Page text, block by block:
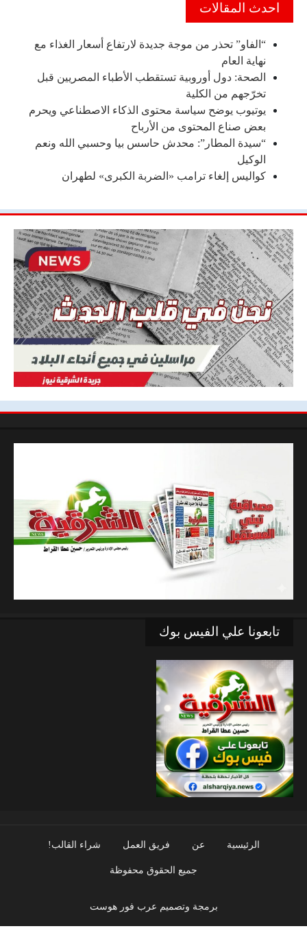
احدث المقالات
“الفاو” تحذر من موجة جديدة لارتفاع أسعار الغذاء مع
نهاية العام
الصحة: دول أوروبية تستقطب الأطباء المصريين قبل
تخرّجهم من الكلية
يوتيوب يوضح سياسة محتوى الذكاء الاصطناعي ويحرم
بعض صناع المحتوى من الأرباح
“سيدة المطار”: محدش حاسس بيا وحسبي الله ونعم
الوكيل
كواليس إلغاء ترامب «الضربة الكبرى» لطهران
تابعونا علي الفيس بوك
الرئيسية عن فريق العمل شراء القالب!
جميع الحقوق محفوظة
برمجة وتصميم عرب فور هوست